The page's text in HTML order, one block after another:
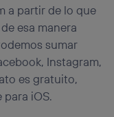
a partir de lo que
esa manera
sumar
Instagram,
es gratuito,
iOS.
esta página web o
consulta